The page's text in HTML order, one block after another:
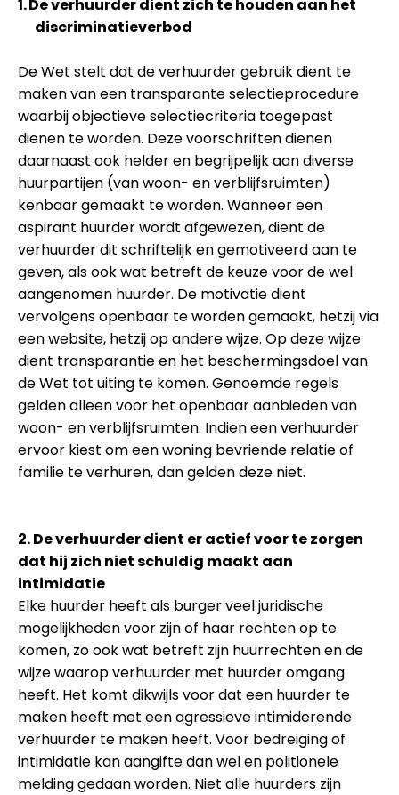
1.De verhuurder dient zich te houden aan het
discriminatieverbod
De Wet stelt dat de verhuurder gebruik dient te
maken van een transparante selectieprocedure
waarbij objectieve selectiecriteria toegepast
dienen te worden. Deze voorschriften dienen
daarnaast ook helder en begrijpelijk aan diverse
huurpartijen (van woon- en verblijfsruimten)
kenbaar gemaakt te worden. Wanneer een
aspirant huurder wordt afgewezen, dient de
verhuurder dit schriftelijk en gemotiveerd aan te
geven, als ook wat betreft de keuze voor de wel
aangenomen huurder. De motivatie dient
vervolgens openbaar te worden gemaakt, hetzij via
een website, hetzij op andere wijze. Op deze wijze
dient transparantie en het beschermingsdoel van
de Wet tot uiting te komen. Genoemde regels
gelden alleen voor het openbaar aanbieden van
woon- en verblijfsruimten. Indien een verhuurder
ervoor kiest om een woning bevriende relatie of
familie te verhuren, dan gelden deze niet.
2. De verhuurder dient er actief voor te zorgen
dat hij zich niet schuldig maakt aan
intimidatie
Elke huurder heeft als burger veel juridische
mogelijkheden voor zijn of haar rechten op te
komen, zo ook wat betreft zijn huurrechten en de
wijze waarop verhuurder met huurder omgang
heeft. Het komt dikwijls voor dat een huurder te
maken heeft met een agressieve intimiderende
verhuurder te maken heeft. Voor bedreiging of
intimidatie kan aangifte dan wel en politionele
melding gedaan worden. Niet alle huurders zijn